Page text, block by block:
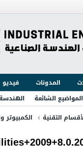
المدونات فيديو
المواضيع الشائعة
التقنية الكمبيوتر